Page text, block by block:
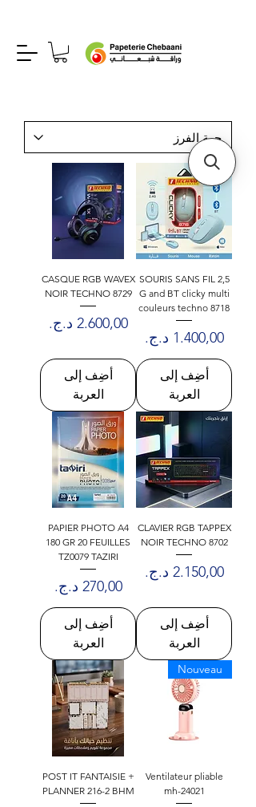
SOURIS SANS FIL 2,5
G and BT clicky multi
couleurs techno 8718
السعر‏1.400,00 د.ج.‏
أضِف إلى
العربة
CASQUE RGB WAVEX
NOIR TECHNO 8729
السعر‏2.600,00 د.ج.‏
أضِف إلى
العربة
CLAVIER RGB TAPPEX
NOIR TECHNO 8702
السعر‏2.150,00 د.ج.‏
أضِف إلى
العربة
PAPIER PHOTO A4
180 GR 20 FEUILLES
TZ0079 TAZIRI
السعر‏270,00 د.ج.‏
أضِف إلى
العربة
Nouveau
Ventilateur pliable
mh-24021
POST IT FANTAISIE +
PLANNER 216-2 BHM